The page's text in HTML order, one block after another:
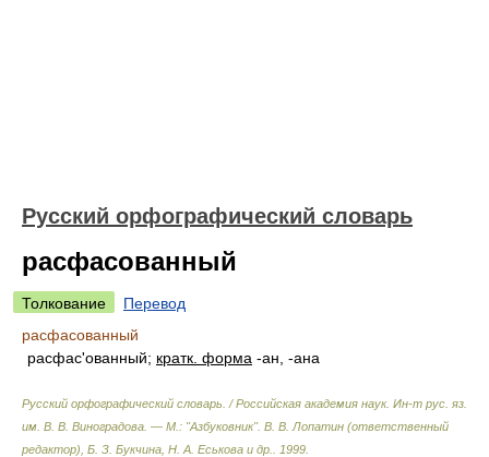
Русский орфографический словарь
расфасованный
Толкование
Перевод
расфасованный
расфас'ованный; кратк. форма -ан, -ана
Русский орфографический словарь. / Российская академия наук. Ин-т рус. яз.
им. В. В. Виноградова. — М.: "Азбуковник". В. В. Лопатин (ответственный
редактор), Б. З. Букчина, Н. А. Еськова и др.
1999